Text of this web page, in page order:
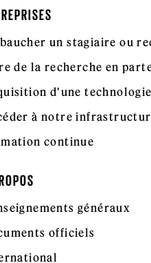
un stagiaire ou
de la recherche en
d'une technologie
à notre
continue
généraux
officiels